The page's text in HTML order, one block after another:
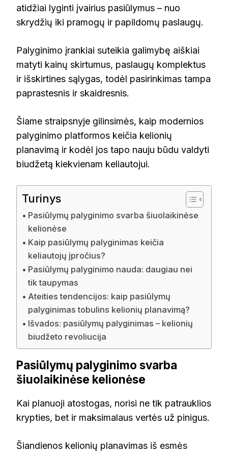
atidžiai lyginti įvairius pasiūlymus – nuo
skrydžių iki pramogų ir papildomų paslaugų.
Palyginimo įrankiai suteikia galimybę aiškiai
matyti kainų skirtumus, paslaugų komplektus
ir išskirtines sąlygas, todėl pasirinkimas tampa
paprastesnis ir skaidresnis.
Šiame straipsnyje gilinsimės, kaip modernios
palyginimo platformos keičia kelionių
planavimą ir kodėl jos tapo nauju būdu valdyti
biudžetą kiekvienam keliautojui.
Turinys
Pasiūlymų palyginimo svarba šiuolaikinėse
kelionėse
Kaip pasiūlymų palyginimas keičia
keliautojų įpročius?
Pasiūlymų palyginimo nauda: daugiau nei
tik taupymas
Ateities tendencijos: kaip pasiūlymų
palyginimas tobulins kelionių planavimą?
Išvados: pasiūlymų palyginimas – kelionių
biudžeto revoliucija
Pasiūlymų palyginimo svarba
šiuolaikinėse kelionėse
Kai planuoji atostogas, norisi ne tik patrauklios
krypties, bet ir maksimalaus vertės už pinigus.
Šiandienos kelionių planavimas iš esmės